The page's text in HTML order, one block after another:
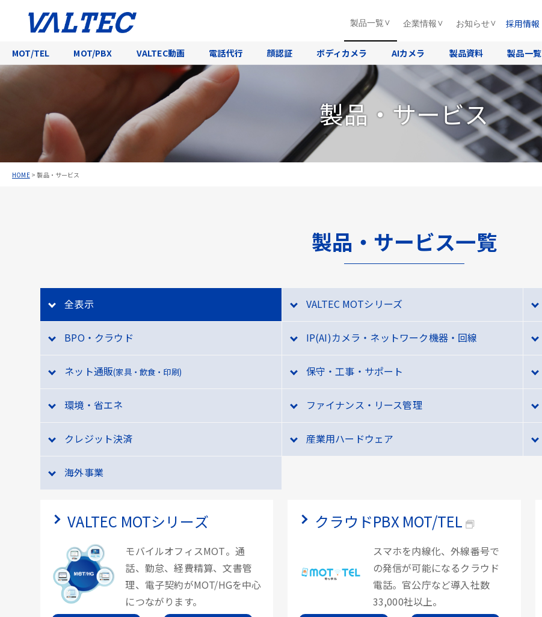
製品一覧
MOT/TEL MOT/PBX VALTEC動画 電話代行 顔認証 ボディカメラ AIカメラ 製品資料 製品一覧
企業情報 お知らせ 採用情報
HOME>製品・サービス
製品・サービス
製品・サービス一覧
全表示 VALTEC MOTシリーズ
BPO・クラウド IP(AI)カメラ・ネットワーク機器・回線
ネット通販(家具・飲食・印刷) 保守・工事・サポート
環境・省エネ ファイナンス・リース管理
クレジット決済 産業用ハードウェア
海外事業
VALTEC MOTシリーズ
モバイルオフィスMOT。通
話、勤怠、経費精算、文書管
理、電子契約がMOT/HGを中心
につながります。
クラウドPBX MOT/TEL
スマホを内線化、外線番号で
の発信が可能になるクラウド
電話。官公庁など導入社数
33,000社以上。